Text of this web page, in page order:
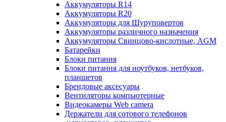
Аккумуляторы R14
Аккумуляторы R20
Аккумуляторы для Шуруповертов
Аккумуляторы различного назначения
Аккумуляторы Свинцово-кислотные, AGM
Батарейки
Блоки питания
Блоки питания для ноутбуков, нетбуков,
планшетов
Брендовые аксесуары
Вентиляторы компьютерные
Видеокамеры Web camera
Держатели для сотового телефонов